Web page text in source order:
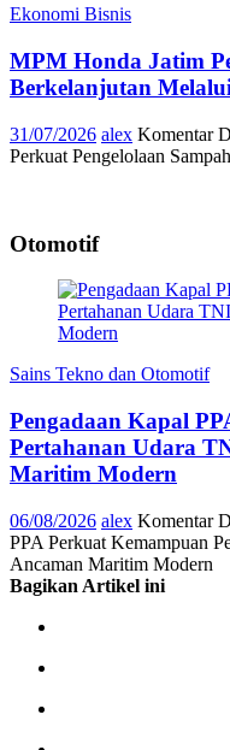
Ekonomi Bisnis
MPM Honda Jatim
Berkelanjutan
31/07/2026 alex Komentar
Perkuat Pengelolaan
Otomotif
Sains Tekno dan Otomotif
Pengadaan Kapal
Pertahanan Udara
Maritim Modern
06/08/2026 alex Komentar
PPA Perkuat Kemampuan
Ancaman Maritim Modern
Bagikan Artikel ini